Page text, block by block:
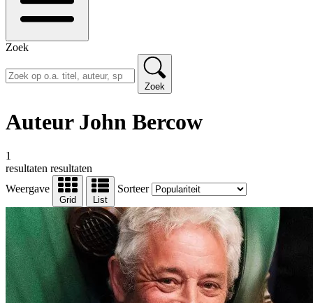
Zoek
Zoek
Auteur John Bercow
1
resultaten resultaten
Weergave
Grid List
Sorteer